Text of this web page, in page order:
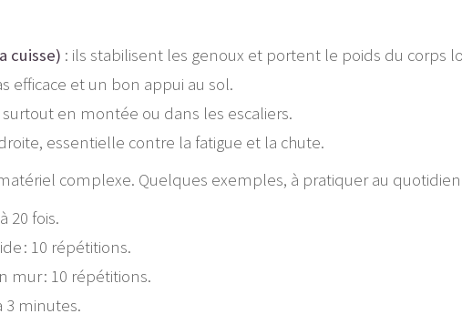
cuisse) : ils stabilisent les genoux et portent le poids du corps
efficace et un bon appui au sol.
en montée ou dans les escaliers.
essentielle contre la fatigue et la chute.
complexe. Quelques exemples, à pratiquer au
20 fois.
: 10 répétitions.
mur : 10 répétitions.
3 minutes.